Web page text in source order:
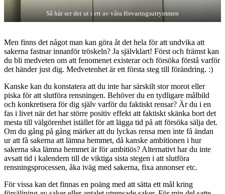
Så här ser det ut i ett av våra förvaringsutrymmen
Men finns det något man kan göra åt det hela för att undvika att
sakerna fastnar innanför tröskeln? Ja självklart! Först och främst kan
du bli medveten om att fenomenet existerar och försöka förstå varför
det händer just dig. Medvetenhet är ett första steg till förändring. :)
Kanske kan du konstatera att du inte har särskilt stor morot eller
piska för att slutföra rensningen. Behöver du en tydligare målbild
och konkretisera för dig själv varför du faktiskt rensar? Är du i en
fas i livet när det har större positiv effekt att faktiskt skänka bort det
mesta till välgörenhet istället för att lägga tid på att försöka sälja det.
Om du gång på gång märker att du lyckas rensa men inte få ändan
ur att få sakerna att lämna hemmet, då kanske ambitionen i hur
sakerna ska lämna hemmet är för ambitiös? Alternativt har du inte
avsatt tid i kalendern till de viktiga sista stegen i att slutföra
rensningsprocessen, åka iväg med sakerna, fixa annonser etc.
För vissa kan det finnas en poäng med att sätta ett mål kring